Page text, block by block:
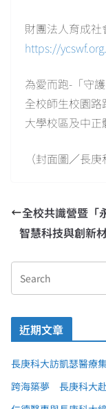
財團法人育成
https://
為愛而跑-「守
全校師生校園路
大學校區及中
（封面圖／長
全校共識營暨「
智慧科技與創新
近期文章
長庚科大訪凱瑟醫療
跨海築夢 長庚科大